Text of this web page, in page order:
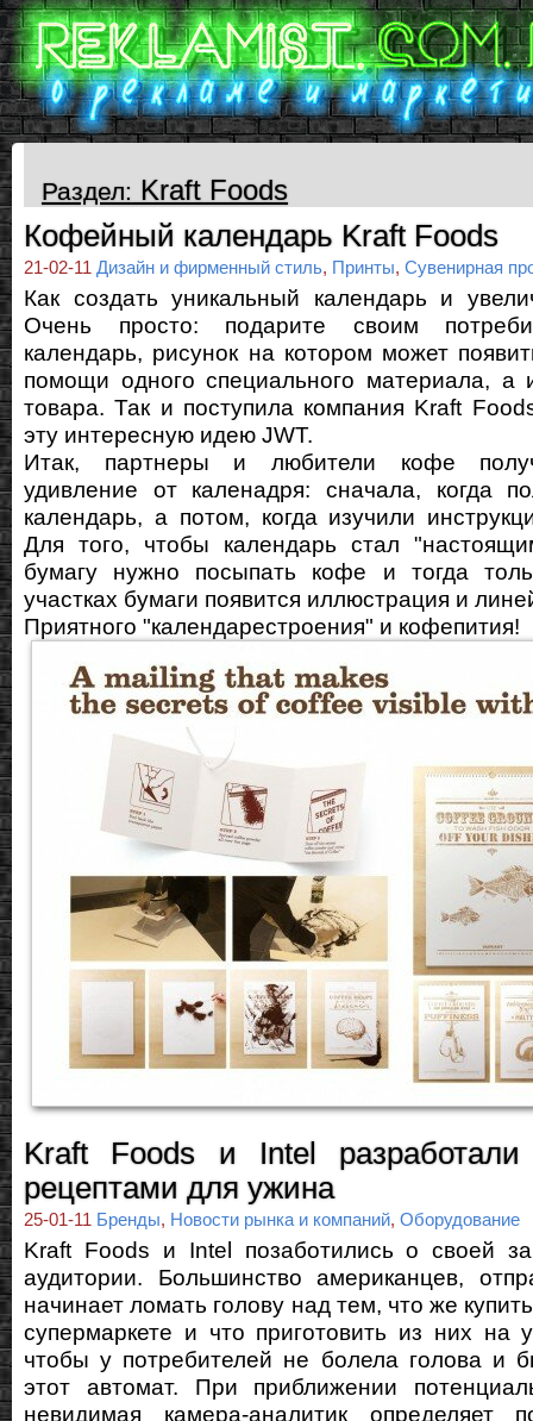
Раздел: Kraft Foods
Кофейный календарь Kraft Foods
21-02-11 Дизайн и фирменный стиль, Принты, Сувенирная
Как создать уникальный календарь и
Очень просто: подарите своим
календарь, рисунок на котором может
помощи одного специального материала, а
товара. Так и поступила компания Kraft
эту интересную идею JWT.
Итак, партнеры и любители кофе
удивление от каленадря: сначала, когда
календарь, а потом, когда изучили
Для того, чтобы календарь стал
бумагу нужно посыпать кофе и тогда
участках бумаги появится иллюстрация и
Приятного "календарестроения" и кофепития!
Kraft Foods и Intel
рецептами для ужина
25-01-11 Бренды, Новости рынка и компаний, Оборудование
Kraft Foods и Intel позаботились о своей
аудитории. Большинство американцев,
начинает ломать голову над тем, что же
супермаркете и что приготовить из них на
чтобы у потребителей не болела голова и
этот автомат. При приближении
невидимая камера-аналитик определяет